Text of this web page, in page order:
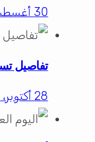
30 أغسطس، 2025
تفاصيل
28 أكتوبر، 2025